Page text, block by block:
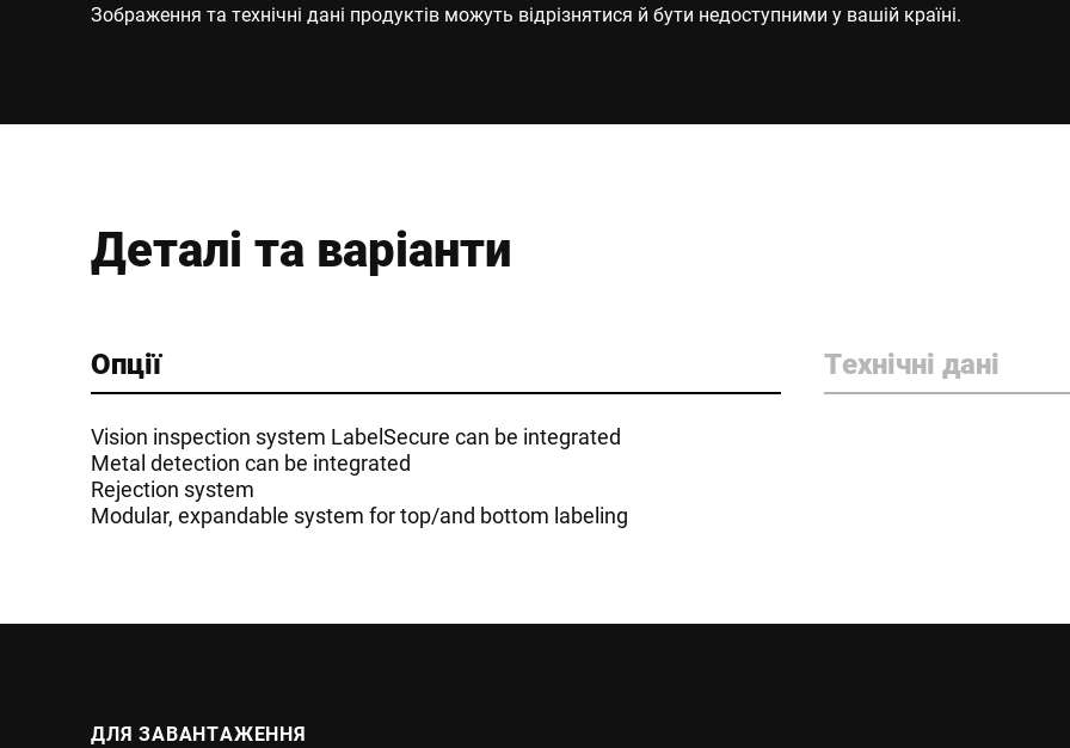
Зображення та технічні дані продуктів можуть відрізнятися й бути недоступними у вашій країні.
Деталі та варіанти
Опції Технічні дані
Vision inspection system LabelSecure can be integrated
Metal detection can be integrated
Rejection system
Modular, expandable system for top/and bottom labeling
ДЛЯ ЗАВАНТАЖЕННЯ